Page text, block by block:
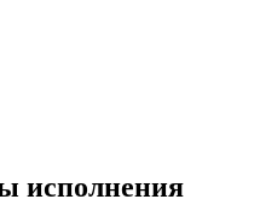
исполнения